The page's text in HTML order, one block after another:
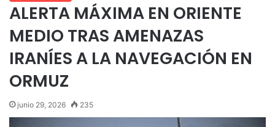
ALERTA MÁXIMA EN ORIENTE
MEDIO TRAS AMENAZAS
IRANÍES A LA NAVEGACIÓN EN
ORMUZ
junio 29, 2026 235